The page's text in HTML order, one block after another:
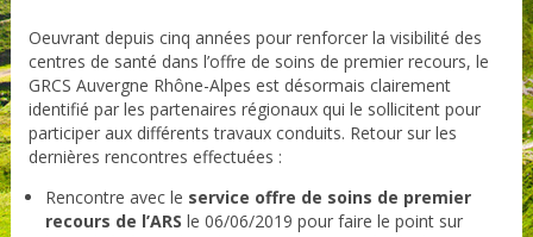
Oeuvrant depuis cinq années pour renforcer la visibilité des
centres de santé dans l’offre de soins de premier recours, le
GRCS Auvergne Rhône-Alpes est désormais clairement
identifié par les partenaires régionaux qui le sollicitent pour
participer aux différents travaux conduits. Retour sur les
dernières rencontres effectuées :
Rencontre avec le service offre de soins de premier
recours de l’ARS le 06/06/2019 pour faire le point sur